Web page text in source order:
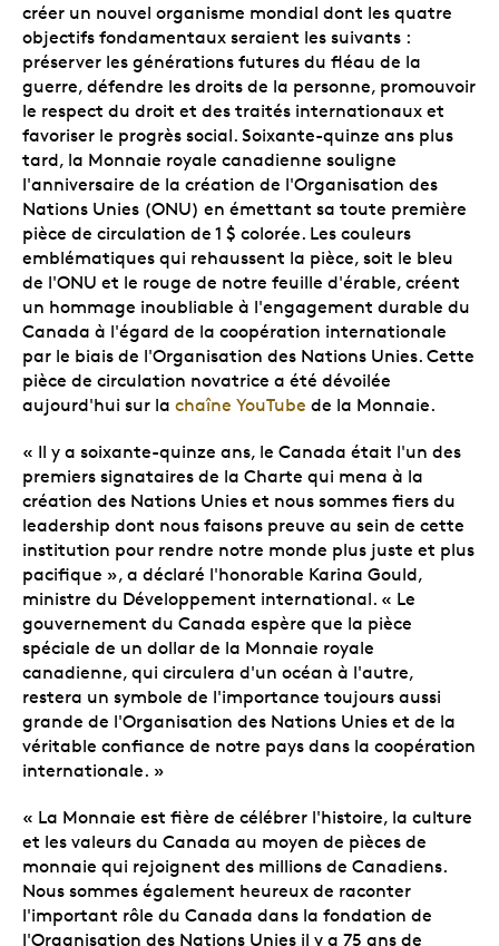
créer un nouvel organisme mondial dont les quatre
objectifs fondamentaux seraient les suivants :
préserver les générations futures du fléau de la
guerre, défendre les droits de la personne, promouvoir
le respect du droit et des traités internationaux et
favoriser le progrès social. Soixante-quinze ans plus
tard, la Monnaie royale canadienne souligne
l'anniversaire de la création de l'Organisation des
Nations Unies (ONU) en émettant sa toute première
pièce de circulation de 1 $ colorée. Les couleurs
emblématiques qui rehaussent la pièce, soit le bleu
de l'ONU et le rouge de notre feuille d'érable, créent
un hommage inoubliable à l'engagement durable du
Canada à l'égard de la coopération internationale
par le biais de l'Organisation des Nations Unies. Cette
pièce de circulation novatrice a été dévoilée
aujourd'hui sur la chaîne YouTube de la Monnaie.
« Il y a soixante-quinze ans, le Canada était l'un des
premiers signataires de la Charte qui mena à la
création des Nations Unies et nous sommes fiers du
leadership dont nous faisons preuve au sein de cette
institution pour rendre notre monde plus juste et plus
pacifique », a déclaré l'honorable Karina Gould,
ministre du Développement international. « Le
gouvernement du Canada espère que la pièce
spéciale de un dollar de la Monnaie royale
canadienne, qui circulera d'un océan à l'autre,
restera un symbole de l'importance toujours aussi
grande de l'Organisation des Nations Unies et de la
véritable confiance de notre pays dans la coopération
internationale. »
« La Monnaie est fière de célébrer l'histoire, la culture
et les valeurs du Canada au moyen de pièces de
monnaie qui rejoignent des millions de Canadiens.
Nous sommes également heureux de raconter
l'important rôle du Canada dans la fondation de
l'Organisation des Nations Unies il y a 75 ans de